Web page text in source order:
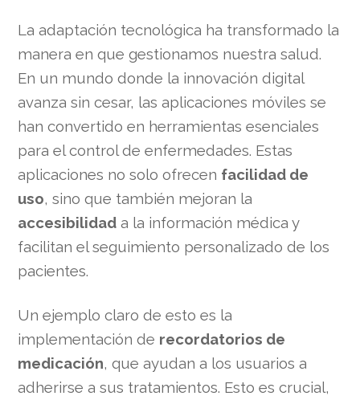
La adaptación tecnológica ha transformado la
manera en que gestionamos nuestra salud.
En un mundo donde la innovación digital
avanza sin cesar, las aplicaciones móviles se
han convertido en herramientas esenciales
para el control de enfermedades. Estas
aplicaciones no solo ofrecen facilidad de
uso, sino que también mejoran la
accesibilidad a la información médica y
facilitan el seguimiento personalizado de los
pacientes.
Un ejemplo claro de esto es la
implementación de recordatorios de
medicación, que ayudan a los usuarios a
adherirse a sus tratamientos. Esto es crucial,